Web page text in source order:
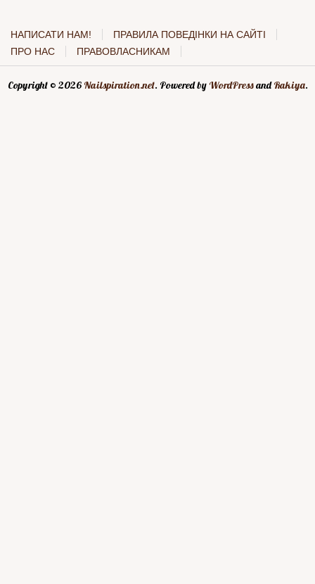
НАПИСАТИ НАМ!
ПРАВИЛА ПОВЕДІНКИ НА САЙТІ
ПРО НАС
ПРАВОВЛАСНИКАМ
Copyright © 2026Nailspiration.net. Powered by WordPressandRakiya.